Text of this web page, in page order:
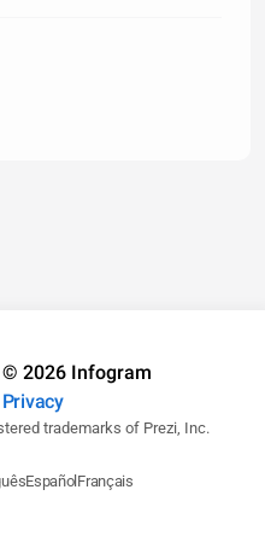
2026 Infogram
Privacy
trademarks of Prezi, Inc.
Español Français